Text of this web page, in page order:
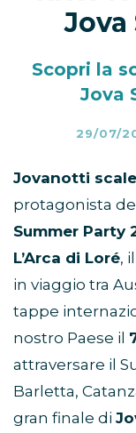
Jova
Scopri la
Jova
29/07/
Jovanotti
protagonista
Summer Party
L’Arca di Loré,
in viaggio tra
tappe
nostro Paese il
attraversare il
Barletta,
gran finale di